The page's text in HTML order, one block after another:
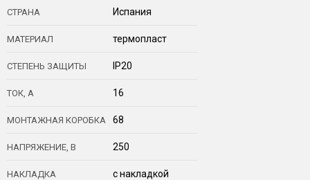
СТРАНА Испания
МАТЕРИАЛ термопласт
СТЕПЕНЬ ЗАЩИТЫ IP20
ТОК, А 16
МОНТАЖНАЯ КОРОБКА 68
НАПРЯЖЕНИЕ, В 250
НАКЛАДКА с накладкой